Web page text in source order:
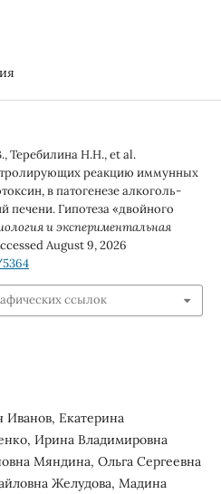
Теребилина Н.Н., et al.
реакцию иммунных
в патогенезе алкоголь-
печени. Гипотеза «двойного
и экспериментальная
August 9, 2026
ссылок
Иванов, Екатерина
Ирина Владимировна
Мяндина, Ольга Сергеевна
Желудова, Мадина